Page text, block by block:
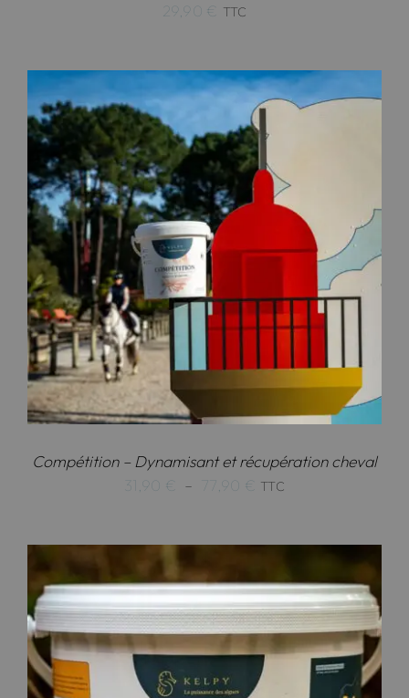
29,90 € TTC
Compétition – Dynamisant et récupération cheval
31,90 € – 77,90 €
Plage
à
77,90 €
TTC